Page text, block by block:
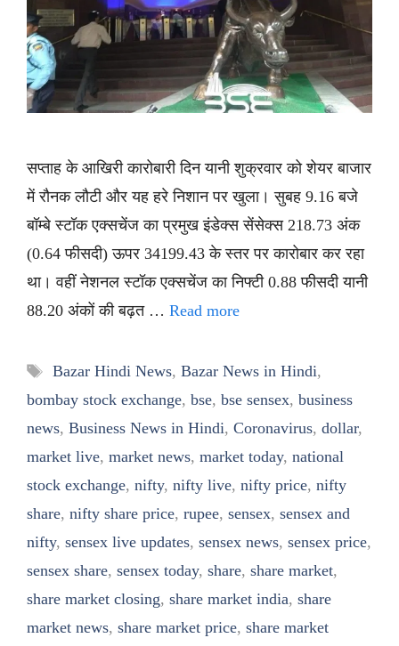
सप्ताह के आखिरी कारोबारी दिन यानी शुक्रवार को शेयर बाजार
में रौनक लौटी और यह हरे निशान पर खुला। सुबह 9.16 बजे
बॉम्बे स्टॉक एक्सचेंज का प्रमुख इंडेक्स सेंसेक्स 218.73 अंक
(0.64 फीसदी) ऊपर 34199.43 के स्तर पर कारोबार कर रहा
था। वहीं नेशनल स्टॉक एक्सचेंज का निफ्टी 0.88 फीसदी यानी
88.20 अंकों की बढ़त … Read more
Tags
Bazar Hindi News, Bazar News in Hindi,
bombay stock exchange, bse, bse sensex, business
news, Business News in Hindi, Coronavirus, dollar,
market live, market news, market today, national
stock exchange, nifty, nifty live, nifty price, nifty
share, nifty share price, rupee, sensex, sensex and
nifty, sensex live updates, sensex news, sensex price,
sensex share, sensex today, share, share market,
share market closing, share market india, share
market news, share market price, share market